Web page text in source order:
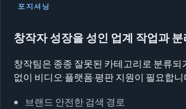
포지셔닝
창작자 성장을 성인 업계 작업과 분
창작팀은 종종 잘못된 카테고리로 분류되
없이 비디오·플랫폼·평판 지원이 필요합니
브랜드 안전한 검색 경로